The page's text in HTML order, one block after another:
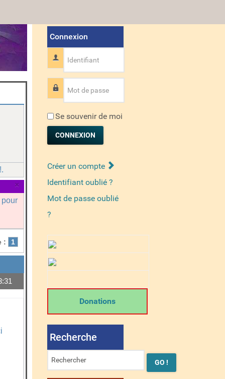
×
: 1
Connexion
Identifiant
Mot de passe
Se souvenir de moi
CONNEXION
Créer un compte
Identifiant oublié ?
Mot de passe oublié
?
Donations
Recherche